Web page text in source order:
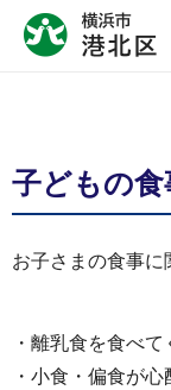
子どもの食
お子さまの食事に
・離乳食を食べて
・小食・偏食が心